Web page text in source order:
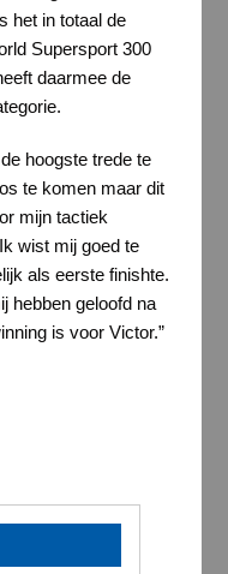
het in totaal de
Supersport 300
daarmee de
hoogste trede te
te komen maar dit
mijn tactiek
wist mij goed te
als eerste finishte.
hebben geloofd na
is voor Victor.”